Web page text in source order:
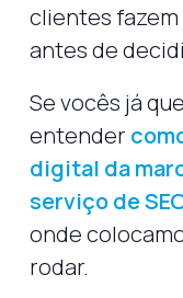
clientes fazem
antes de
Se vocês já
entender
digital da
serviço de
onde
rodar.